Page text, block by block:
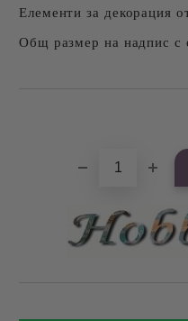
Елементи за декорация
Общ размер на надпис с